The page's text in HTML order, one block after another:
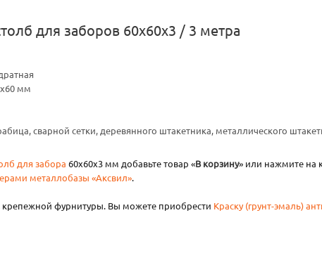
для заборов 60х60х3 / 3 метра
мм
сварной сетки, деревянного штакетника, металлического
для забора 60х60х3 мм добавьте товар «В корзину» или нажмите на
металлобазы «Аксвил».
фурнитуры. Вы можете приобрести Краску (грунт-эмаль)